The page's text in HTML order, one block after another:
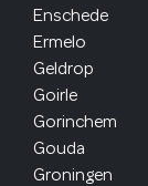
Enschede
Ermelo
Geldrop
Goirle
Gorinchem
Gouda
Groningen